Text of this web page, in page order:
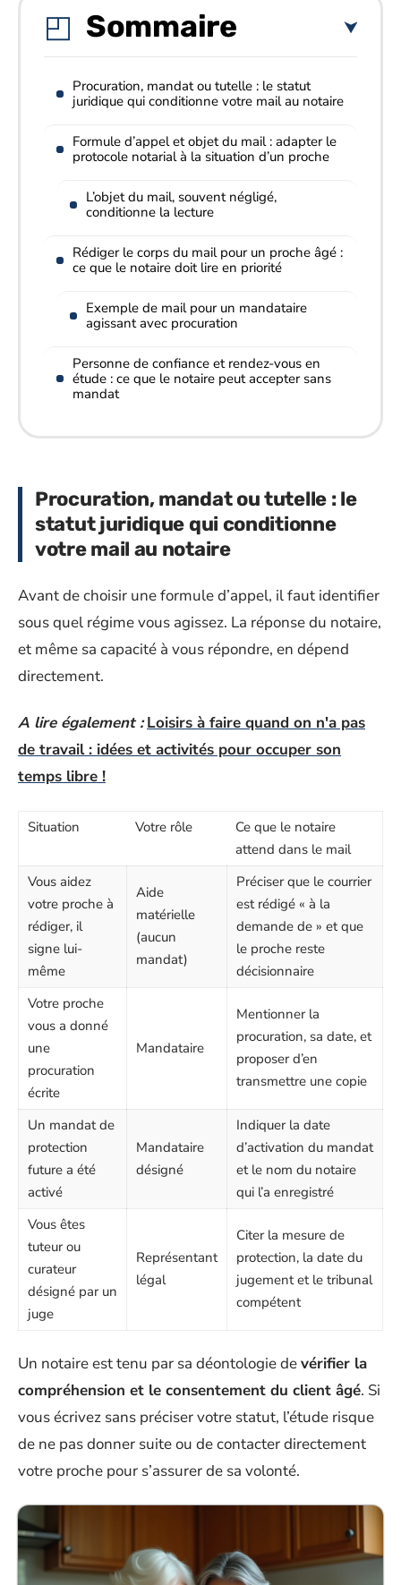
Sommaire
Procuration, mandat ou tutelle : le statut
juridique qui conditionne votre mail au notaire
Formule d’appel et objet du mail : adapter le
protocole notarial à la situation d’un proche
L’objet du mail, souvent négligé,
conditionne la lecture
Rédiger le corps du mail pour un proche âgé :
ce que le notaire doit lire en priorité
Exemple de mail pour un mandataire
agissant avec procuration
Personne de confiance et rendez-vous en
étude : ce que le notaire peut accepter sans
mandat
Procuration, mandat ou tutelle : le
statut juridique qui conditionne
votre mail au notaire
Avant de choisir une formule d’appel, il faut identifier
sous quel régime vous agissez. La réponse du notaire,
et même sa capacité à vous répondre, en dépend
directement.
A lire également : Loisirs à faire quand on n'a pas
de travail : idées et activités pour occuper son
temps libre !
Situation Votre rôle
Ce que le notaire
attend dans le mail
Vous aidez
votre proche à
rédiger, il
signe lui-
même
Aide
matérielle
(aucun
mandat)
Préciser que le courrier
est rédigé « à la
demande de » et que
le proche reste
décisionnaire
Votre proche
vous a donné
une
procuration
écrite
Mandataire
Mentionner la
procuration, sa date, et
proposer d’en
transmettre une copie
Un mandat de
protection
future a été
activé
Mandataire
désigné
Indiquer la date
d’activation du mandat
et le nom du notaire
qui l’a enregistré
Vous êtes
tuteur ou
curateur
désigné par un
juge
Représentant
légal
Citer la mesure de
protection, la date du
jugement et le tribunal
compétent
Un notaire est tenu par sa déontologie devérifier la
compréhension et le consentement du client âgé. Si
vous écrivez sans préciser votre statut, l’étude risque
de ne pas donner suite ou de contacter directement
votre proche pour s’assurer de sa volonté.